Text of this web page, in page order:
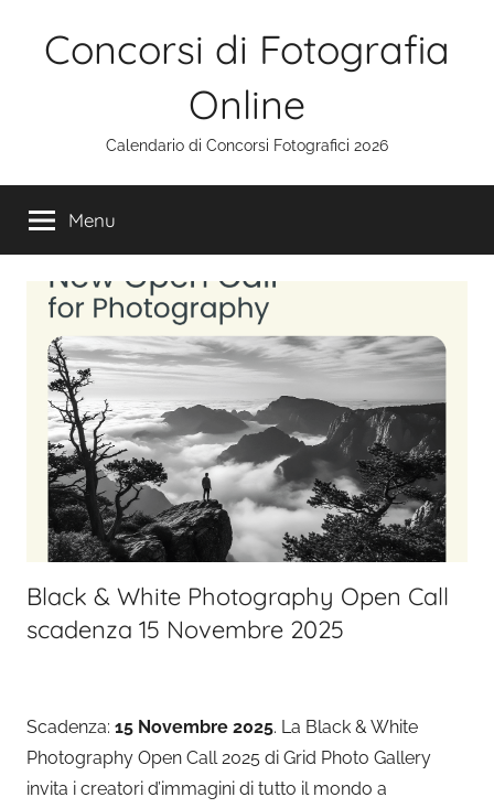
Concorsi di Fotografia
Online
Calendario di Concorsi Fotografici 2026
Menu
Black & White Photography Open Call
scadenza 15 Novembre 2025
Scadenza: 15 Novembre 2025. La Black & White
Photography Open Call 2025 di Grid Photo Gallery
invita i creatori d’immagini di tutto il mondo a